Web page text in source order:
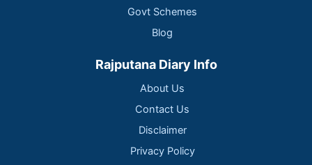
Govt Schemes
Blog
Rajputana Diary Info
About Us
Contact Us
Disclaimer
Privacy Policy